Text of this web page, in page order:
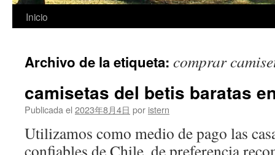
Saltar
contenido
Inicio
Archivo de la etiqueta: comprar
camisetas del betis baratas
Publicada el 2023年8月4日 por istern
Utilizamos como medio de pago las
confiables de Chile, de preferencia